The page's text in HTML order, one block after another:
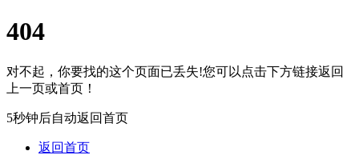
404
对不起，你要找的这个页面已丢失!您可以点击下方链接返回
上一页或首页！
5秒钟后自动返回首页
返回首页